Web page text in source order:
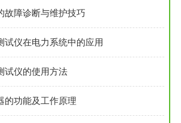
故障诊断与维护技巧
试仪在电力系统中的应用
试仪的使用方法
的功能及工作原理